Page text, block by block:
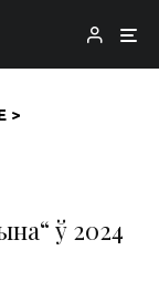
>
ў 2024